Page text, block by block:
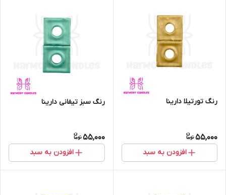
رنگ تورتیلا دارینا
55,000
افزودن به سبد
رنگ سبز تیفانی دارینا
55,000
افزودن به سبد